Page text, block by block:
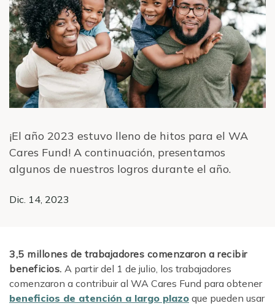
Dic. 14, 2023
¡El año 2023 estuvo lleno de hitos para el WA
Cares Fund! A continuación, presentamos
algunos de nuestros logros durante el año.
3,5 millones de trabajadores comenzaron a recibir
beneficios. A partir del 1 de julio, los trabajadores
comenzaron a contribuir al WA Cares Fund para obtener
beneficios de atención a largo plazo que pueden usar